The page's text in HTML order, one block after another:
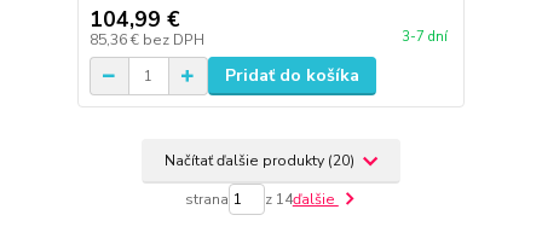
104,99 €
85,36 € bez DPH 3-7 dní
Pridať do košíka
Načítať ďalšie produkty (20)
strana z 14ďalšie